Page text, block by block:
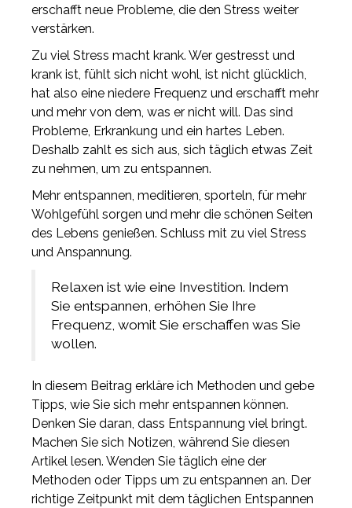
erschafft neue Probleme, die den Stress weiter
verstärken.
Zu viel Stress macht krank. Wer gestresst und
krank ist, fühlt sich nicht wohl, ist nicht glücklich,
hat also eine niedere Frequenz und erschafft mehr
und mehr von dem, was er nicht will. Das sind
Probleme, Erkrankung und ein hartes Leben.
Deshalb zahlt es sich aus, sich täglich etwas Zeit
zu nehmen, um zu entspannen.
Mehr entspannen, meditieren, sporteln, für mehr
Wohlgefühl sorgen und mehr die schönen Seiten
des Lebens genießen. Schluss mit zu viel Stress
und Anspannung.
Relaxen ist wie eine Investition. Indem
Sie entspannen, erhöhen Sie Ihre
Frequenz, womit Sie erschaffen was Sie
wollen.
In diesem Beitrag erkläre ich Methoden und gebe
Tipps, wie Sie sich mehr entspannen können.
Denken Sie daran, dass Entspannung viel bringt.
Machen Sie sich Notizen, während Sie diesen
Artikel lesen. Wenden Sie täglich eine der
Methoden oder Tipps um zu entspannen an. Der
richtige Zeitpunkt mit dem täglichen Entspannen